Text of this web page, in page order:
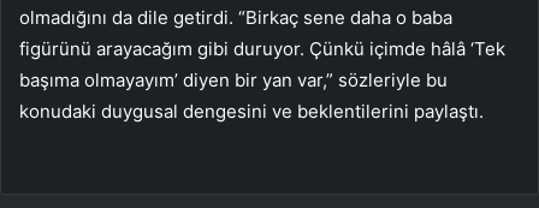
olmadığını da dile getirdi. “Birkaç sene daha o baba
figürünü arayacağım gibi duruyor. Çünkü içimde hâlâ ‘Tek
başıma olmayayım’ diyen bir yan var,” sözleriyle bu
konudaki duygusal dengesini ve beklentilerini paylaştı.